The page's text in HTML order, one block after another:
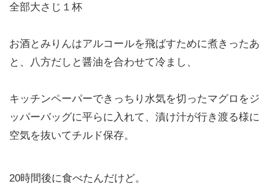
全部大さじ１杯
お酒とみりんはアルコールを飛ばすために煮きったあ
と、八方だしと醤油を合わせて冷まし、
キッチンペーパーできっちり水気を切ったマグロをジ
ッパーバッグに平らに入れて、漬け汁が行き渡る様に
空気を抜いてチルド保存。
20時間後に食べたんだけど。